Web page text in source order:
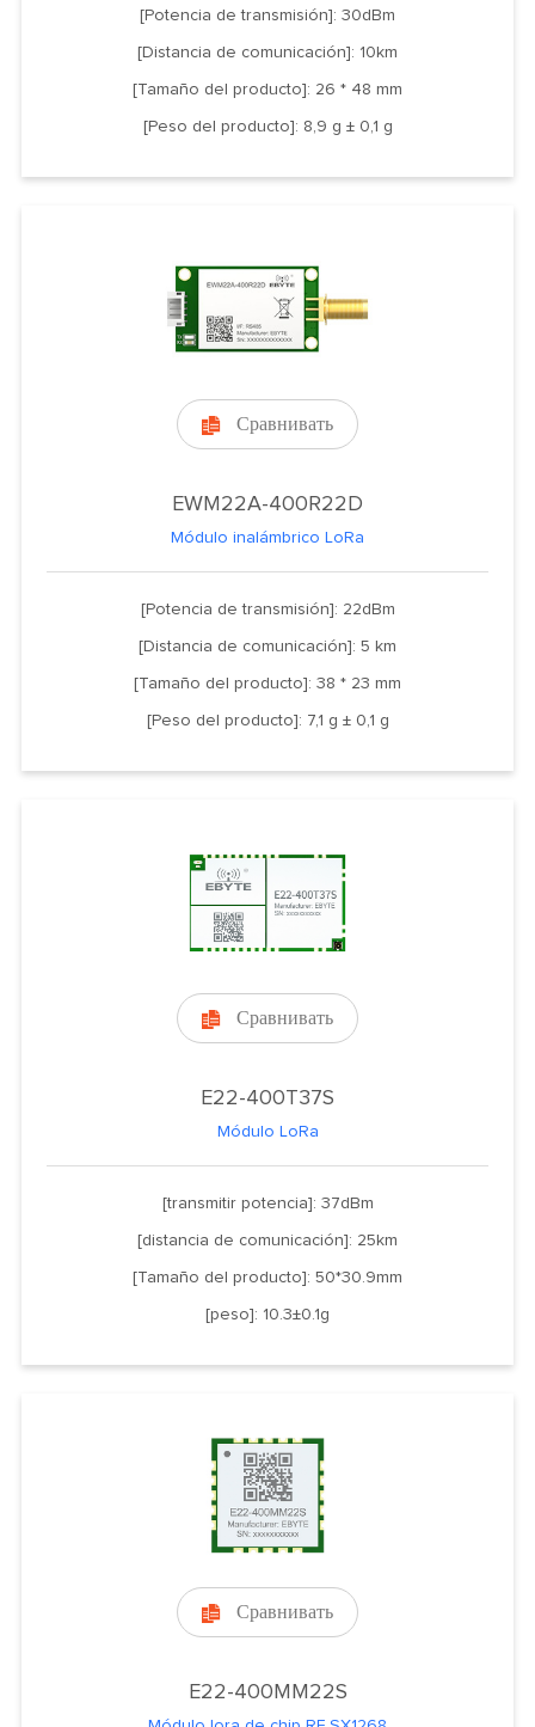
[Potencia de transmisión]: 30dBm
[Distancia de comunicación]: 10km
[Tamaño del producto]: 26 * 48 mm
[Peso del producto]: 8,9 g ± 0,1 g
 Сравнивать
EWM22A-400R22D
Módulo inalámbrico LoRa
[Potencia de transmisión]: 22dBm
[Distancia de comunicación]: 5 km
[Tamaño del producto]: 38 * 23 mm
[Peso del producto]: 7,1 g ± 0,1 g
 Сравнивать
E22-400T37S
Módulo LoRa
[transmitir potencia]: 37dBm
[distancia de comunicación]: 25km
[Tamaño del producto]: 50*30.9mm
[peso]: 10.3±0.1g
 Сравнивать
E22-400MM22S